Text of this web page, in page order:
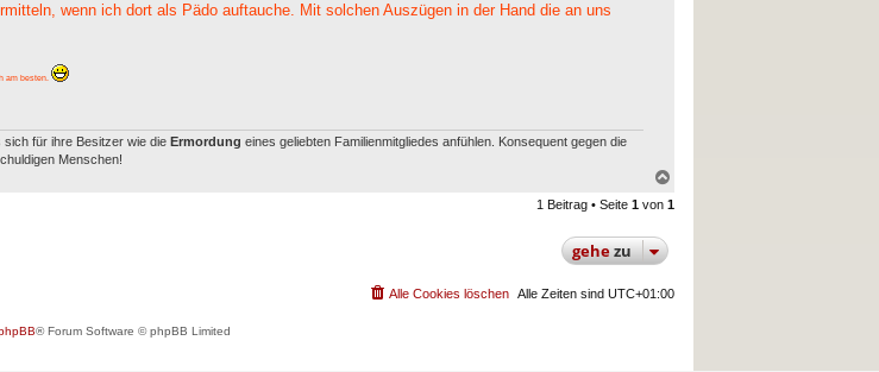
wenn ich dort als Pädo auftauche. Mit solchen Auszügen in der Hand die an uns
am besten.
sich für ihre Besitzer wie die Ermordung eines geliebten Familienmitgliedes anfühlen. Konsequent gegen die
Menschen!
c
n
1 Beitrag • Seite 1 von 1
gehezu
Alle Zeiten sind UTC+01:00
Alle Cookies löschen
® Forum Software © phpBB Limited